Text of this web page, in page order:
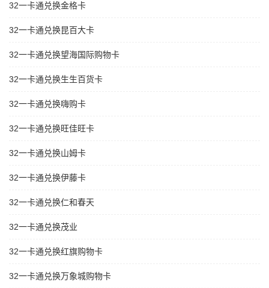
32一卡通兑换金格卡
32一卡通兑换昆百大卡
32一卡通兑换望海国际购物卡
32一卡通兑换生生百货卡
32一卡通兑换嗨购卡
32一卡通兑换旺佳旺卡
32一卡通兑换山姆卡
32一卡通兑换伊藤卡
32一卡通兑换仁和春天
32一卡通兑换茂业
32一卡通兑换红旗购物卡
32一卡通兑换万象城购物卡